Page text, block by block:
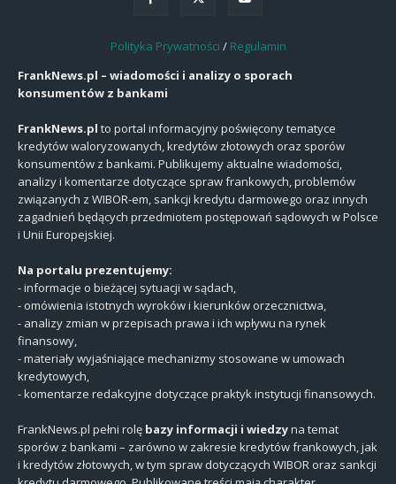
Polityka Prywatności / Regulamin
FrankNews.pl – wiadomości i analizy o sporach
konsumentów z bankami
FrankNews.pl to portal informacyjny poświęcony tematyce
kredytów waloryzowanych, kredytów złotowych oraz sporów
konsumentów z bankami. Publikujemy aktualne wiadomości,
analizy i komentarze dotyczące spraw frankowych, problemów
związanych z WIBOR-em, sankcji kredytu darmowego oraz innych
zagadnień będących przedmiotem postępowań sądowych w Polsce
i Unii Europejskiej.
Na portalu prezentujemy:
- informacje o bieżącej sytuacji w sądach,
- omówienia istotnych wyroków i kierunków orzecznictwa,
- analizy zmian w przepisach prawa i ich wpływu na rynek
finansowy,
- materiały wyjaśniające mechanizmy stosowane w umowach
kredytowych,
- komentarze redakcyjne dotyczące praktyk instytucji finansowych.
FrankNews.pl pełni rolę bazy informacji i wiedzyna temat
sporów z bankami – zarówno w zakresie kredytów frankowych, jak
i kredytów złotowych, w tym spraw dotyczących WIBOR oraz sankcji